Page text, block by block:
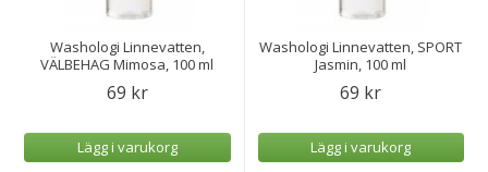
Washologi Linnevatten,
VÄLBEHAG Mimosa, 100 ml
69 kr
Lägg i varukorg
Washologi Linnevatten, SPORT
Jasmin, 100 ml
69 kr
Lägg i varukorg